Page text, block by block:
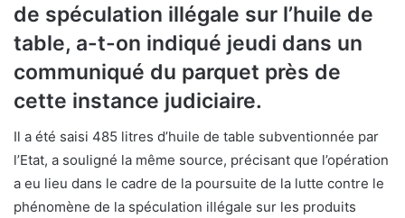
de spéculation illégale sur l’huile de
table, a-t-on indiqué jeudi dans un
communiqué du parquet près de
cette instance judiciaire.
Il a été saisi 485 litres d’huile de table subventionnée par
l’Etat, a souligné la même source, précisant que l’opération
a eu lieu dans le cadre de la poursuite de la lutte contre le
phénomène de la spéculation illégale sur les produits